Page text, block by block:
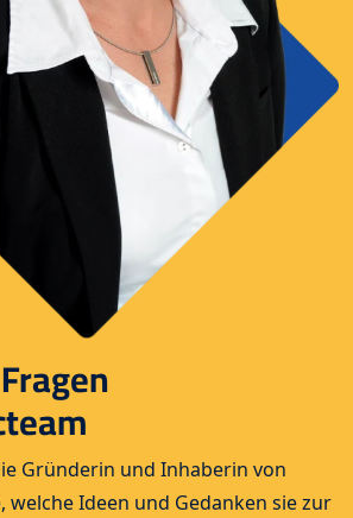
Gründerin und Inhaberin von
welche Ideen und Gedanken sie zur